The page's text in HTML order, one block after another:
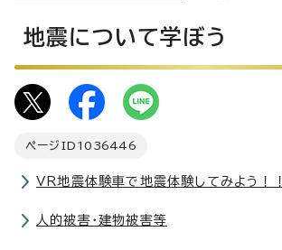
地震について学ぼう
ページID 1036446
VR地震体験車で地震体験してみよう！！
人的被害・建物被害等